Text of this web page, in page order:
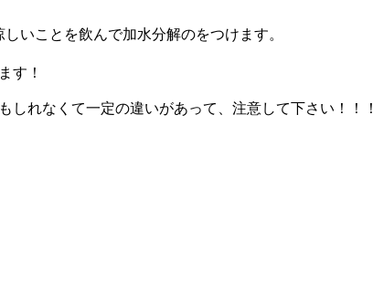
いことを飲んで加水分解のをつけます。
す！
れなくて一定の違いがあって、注意して下さい！！！